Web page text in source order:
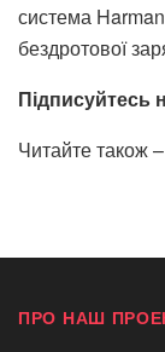
система
бездротової
Підписуйтесь
Читайте також –
ПРО НАШ